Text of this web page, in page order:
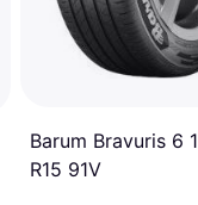
Barum Bravuris 6
R15 91V